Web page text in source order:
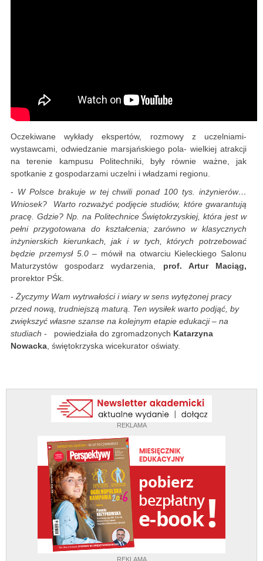
REKLAMA
REKLAMA
Oczekiwane wykłady ekspertów, rozmowy z uczelniami-
wystawcami, odwiedzanie marsjańskiego pola- wielkiej atrakcji
na terenie kampusu Politechniki, były równie ważne, jak
spotkanie z gospodarzami uczelni i władzami regionu.
- W Polsce brakuje w tej chwili ponad 100 tys. inżynierów…
Wniosek? Warto rozważyć podjęcie studiów, które gwarantują
pracę. Gdzie? Np. na Politechnice Świętokrzyskiej, która jest w
pełni przygotowana do kształcenia; zarówno w klasycznych
inżynierskich kierunkach, jak i w tych, których potrzebować
będzie przemysł 5.0– mówił na otwarciu Kieleckiego Salonu
Maturzystów gospodarz wydarzenia, prof. Artur Maciąg,
prorektor PŚk.
-Życzymy Wam wytrwałości i wiary w sens wytężonej pracy
przed nową, trudniejszą maturą. Ten wysiłek warto podjąć, by
zwiększyć własne szanse na kolejnym etapie edukacji – na
studiach - powiedziała do zgromadzonych Katarzyna
Nowacka, świętokrzyska wicekurator oświaty.